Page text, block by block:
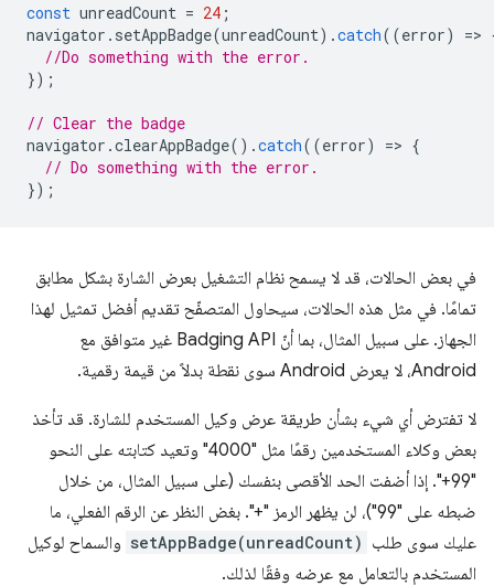
const unreadCount = 24 ;
navigator . setAppBadge(unreadCount).catch((error) =>
//Do something with the error.
});
// Clear the badge
navigator .clearAppBadge().catch((error) => {
// Do something with the error.
});
في بعض الحالات، قد لا يسمح نظام التشغيل بعرض الشارة بشكل مطابق
تمامًا. في مثل هذه الحالات، سيحاول المتصفّح تقديم أفضل تمثيل لهذا
الجهاز. على سبيل المثال، بما أنّ Badging API غير متوافق مع
Android، لا يعرض Android سوى نقطة بدلاً من قيمة رقمية.
لا تفترض أي شيء بشأن طريقة عرض وكيل المستخدم للشارة. قد تأخذ
بعض وكلاء المستخدمين رقمًا مثل "4000" وتعيد كتابته على النحو
"99+". إذا أضفت الحد الأقصى بنفسك (على سبيل المثال، من خلال
ضبطه على "99")، لن يظهر الرمز "+". بغض النظر عن الرقم الفعلي، ما
عليك سوى طلب setAppBadge(unreadCount) والسماح لوكيل
المستخدم بالتعامل مع عرضه وفقًا لذلك.